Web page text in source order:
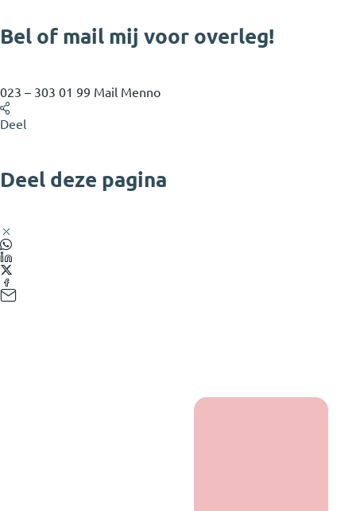
Bel of mail mij voor overleg!
023 – 303 01 99 Mail Menno
Deel
Deel deze pagina